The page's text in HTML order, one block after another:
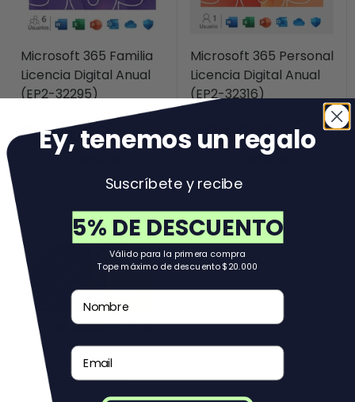
Microsoft 365 Familia
Licencia Digital Anual
(EP2-32295)
$114.000
Microsoft 365 Personal
Licencia Digital Anual
(EP2-32316)
$94.000
60% OFF
Microsoft Office 365
Personal 6 Meses
Ey, tenemos un regalo
Suscríbete y recibe
5% DE DESCUENTO
Válido para la primera compra
Tope máximo de descuento $20.000
Nombre
Email